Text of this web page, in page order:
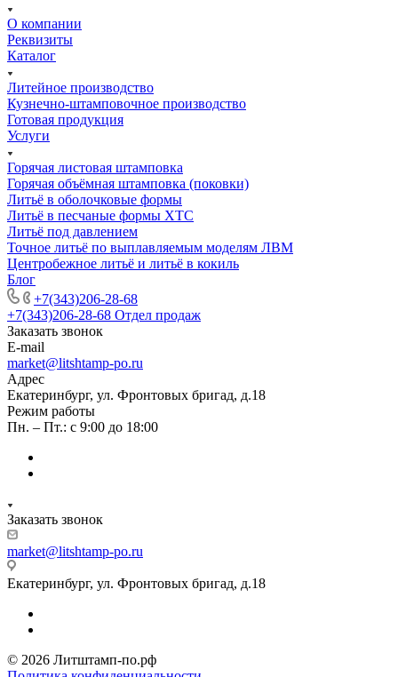
О компании
Реквизиты
Каталог
Литейное производство
Кузнечно-штамповочное производство
Готовая продукция
Услуги
Горячая листовая штамповка
Горячая объёмная штамповка (поковки)
Литьё в оболочковые формы
Литьё в песчаные формы ХТС
Литьё под давлением
Точное литьё по выплавляемым моделям ЛВМ
Центробежное литьё и литьё в кокиль
Блог
+7(343)206-28-68
+7(343)206-28-68 Отдел продаж
Заказать звонок
E-mail
market@litshtamp-po.ru
Адрес
Екатеринбург, ул. Фронтовых бригад, д.18
Режим работы
Пн. – Пт.: с 9:00 до 18:00
Заказать звонок
market@litshtamp-po.ru
Екатеринбург, ул. Фронтовых бригад, д.18
© 2026 Литштамп-по.рф